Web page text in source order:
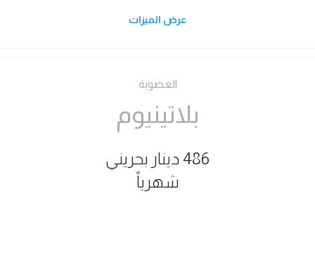
عرض الميزات
العضوية
بلاتينيوم
486 دينار بحريني
شهرياً